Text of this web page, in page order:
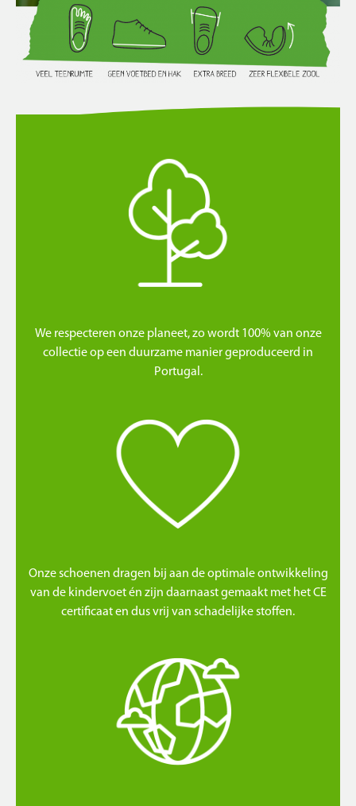
We respecteren onze planeet, zo wordt 100% van onze
collectie op een duurzame manier geproduceerd in
Portugal.
Onze schoenen dragen bij aan de optimale ontwikkeling
van de kindervoet én zijn daarnaast gemaakt met het CE
certificaat en dus vrij van schadelijke stoffen.